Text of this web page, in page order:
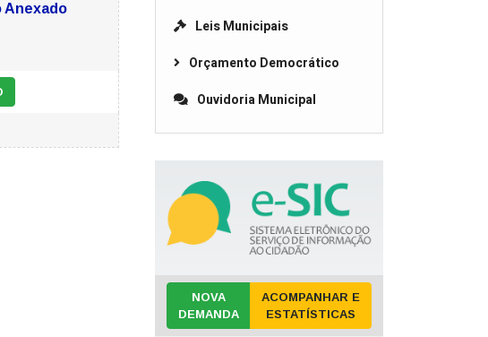
Anexado
Leis Municipais
Orçamento Democrático
Ouvidoria Municipal
NOVA
DEMANDA
ACOMPANHAR E
ESTATÍSTICAS